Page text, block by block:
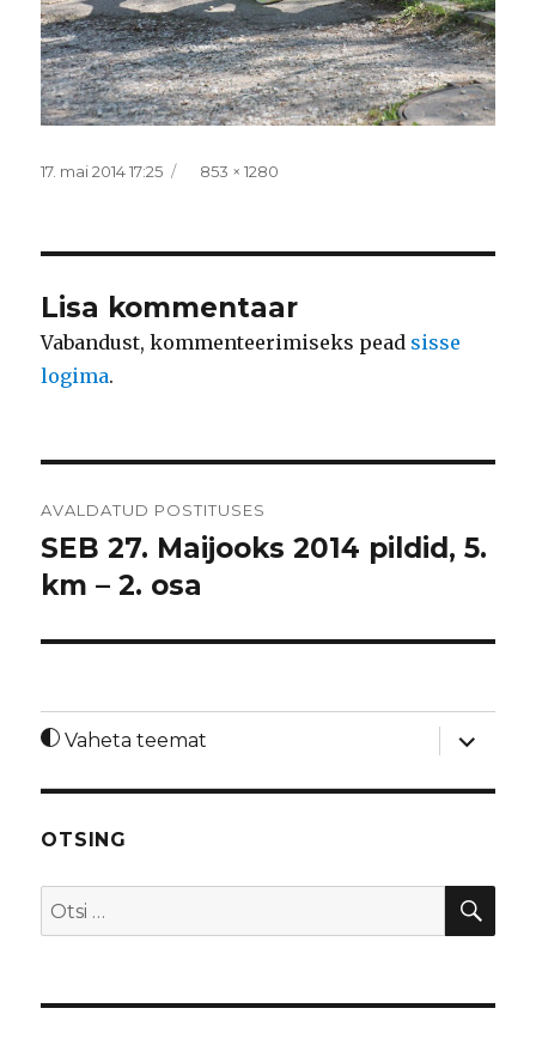
Postitatud
17. mai 2014 17:25 Täissuurus
853 × 1280
Lisa kommentaar
Vabandust, kommenteerimiseks pead sisse
logima.
AVALDATUD POSTITUSES
SEB 27. Maijooks 2014 pildid, 5.
km – 2. osa
Vaheta teemat
laienda
OTSING
Otsi: